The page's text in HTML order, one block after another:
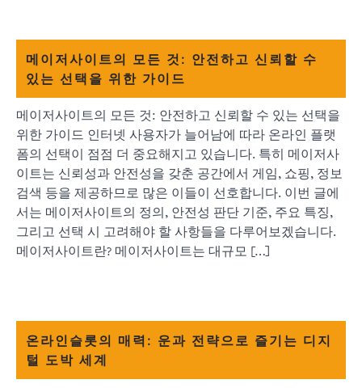
메이저사이트의 모든 것: 안전하고 신뢰할 수
있는 선택을 위한 가이드
메이저사이트의 모든 것: 안전하고 신뢰할 수 있는 선택을
위한 가이드 인터넷 사용자가 늘어남에 따라 온라인 플랫
폼의 선택이 점점 더 중요해지고 있습니다. 특히 메이저사
이트는 신뢰성과 안전성을 갖춘 공간에서 게임, 쇼핑, 정보
검색 등을 제공하므로 많은 이들이 선호합니다. 이번 글에
서는 메이저사이트의 정의, 안전성 판단 기준, 주요 특징,
그리고 선택 시 고려해야 할 사항들을 다루어보겠습니다.
메이저사이트란? 메이저사이트는 대규모 […]
온라인슬롯의 매력: 운과 전략으로 즐기는 디지
털 도박 세계